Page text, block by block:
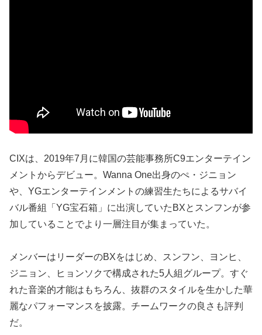
CIXは、2019年7月に韓国の芸能事務所C9エンターテイン
メントからデビュー。Wanna One出身のぺ・ジニョン
や、YGエンターテインメントの練習生たちによるサバイ
バル番組「YG宝石箱」に出演していたBXとスンフンが参
加していることでより一層注目が集まっていた。
メンバーはリーダーのBXをはじめ、スンフン、ヨンヒ、
ジニョン、ヒョンソクで構成された5人組グループ。すぐ
れた音楽的才能はもちろん、抜群のスタイルを生かした華
麗なパフォーマンスを披露。チームワークの良さも評判
だ。